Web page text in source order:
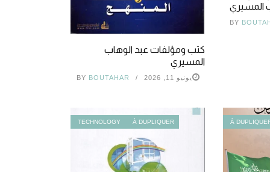
كتب ومؤلفات عبد الوهاب
المسيري
يونيو 11, 2026 BY BOUTAHAR
المسيري
BY
À DUPLIQUER
TECHNOLOGY À